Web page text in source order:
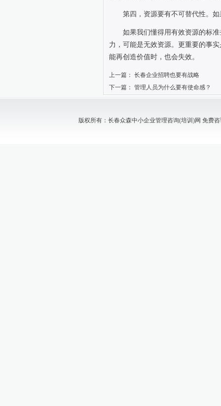
第四，资源要有不可替代性。
如果我们懂得用有效资源的标
力，可能是无效资源。更重要的事
能再创造价值时，也会失效。
上一篇： 长春企业招聘也要有战略
下一篇： 管理人员为什么要有使命感？
版权所有：长春众森中小企业管理咨询(培训)网 免费咨